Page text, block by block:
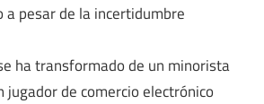
a pesar de la incertidumbre
ha transformado de un minorista
jugador de comercio electrónico